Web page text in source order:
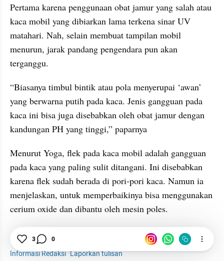
Pertama karena penggunaan obat jamur yang salah atau
kaca mobil yang dibiarkan lama terkena sinar UV
matahari. Nah, selain membuat tampilan mobil
menurun, jarak pandang pengendara pun akan
terganggu.
“Biasanya timbul bintik atau pola menyerupai ‘awan’
yang berwarna putih pada kaca. Jenis gangguan pada
kaca ini bisa juga disebabkan oleh obat jamur dengan
kandungan PH yang tinggi,” paparnya
Menurut Yoga, flek pada kaca mobil adalah gangguan
pada kaca yang paling sulit ditangani. Ini disebabkan
karena flek sudah berada di pori-pori kaca. Namun ia
menjelaskan, untuk memperbaikinya bisa menggunakan
cerium oxide dan dibantu oleh mesin poles.
Tips Otomotif
Informasi Redaksi·Laporkan tulisan
3 0